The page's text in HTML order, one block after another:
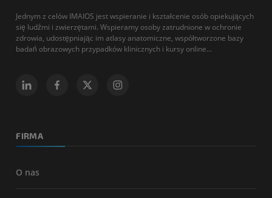
Jednym z celów IMAIOS jest wspieranie i kształcenie osób opiekujących
się ludźmi i zwierzętami. Wspieramy osoby zatrudnione w ochronie
zdrowia, udostępniając im atlasy anatomiczne, współtworzone bazy
badań obrazowych przypadków klinicznych i kursy online...
FIRMA
O nas